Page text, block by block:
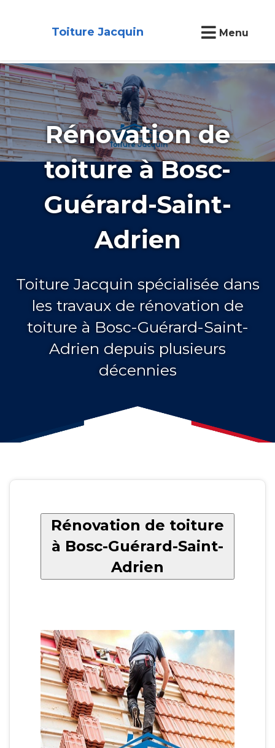
Toiture Jacquin Menu
Rénovation de
toiture à Bosc-
Guérard-Saint-
Adrien
Toiture Jacquin spécialisée dans
les travaux de rénovation de
toiture à Bosc-Guérard-Saint-
Adrien depuis plusieurs
décennies
Rénovation de toiture
à Bosc-Guérard-Saint-
Adrien